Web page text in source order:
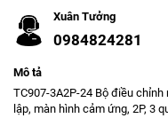
Xuân Tưởng
0984824281
Mô tả
TC907-3A2P-24 Bộ điều
lập, màn hình cảm ứng, 2P, 3